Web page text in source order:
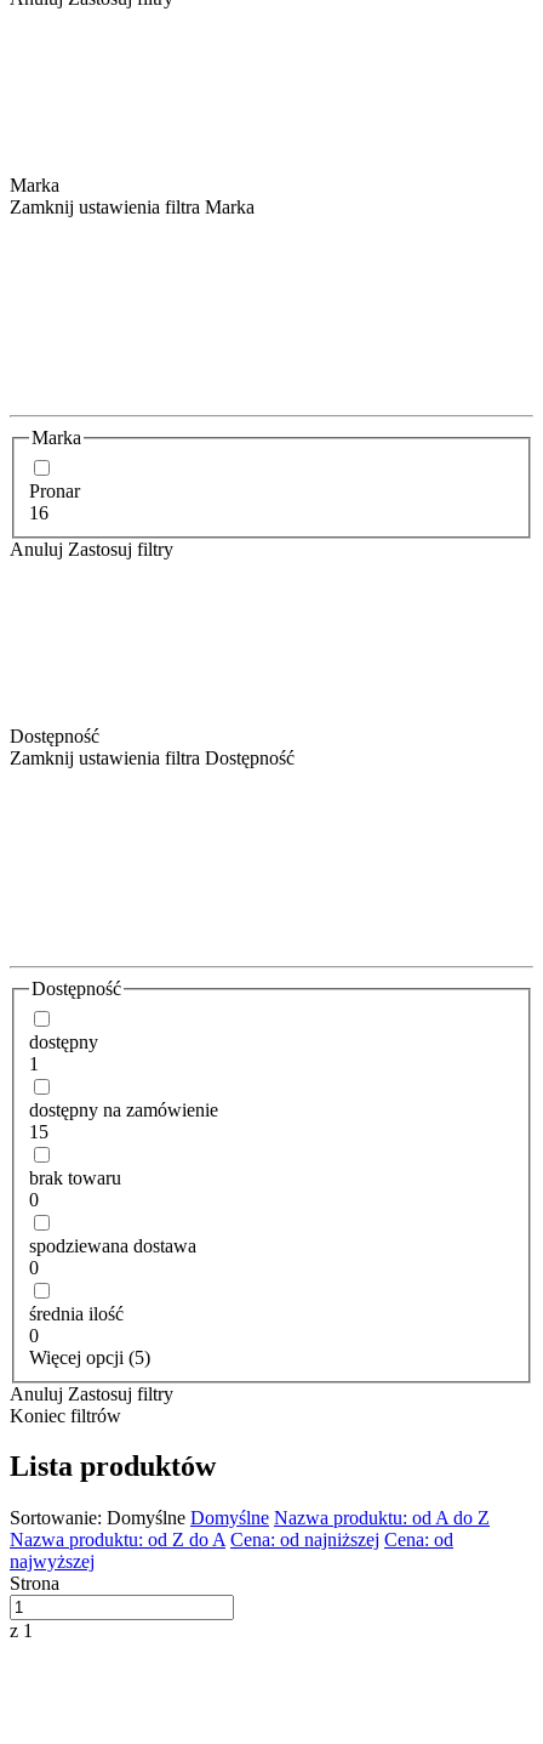
Marka
Zamknij ustawienia filtra Marka
Marka
Pronar
16
Anuluj Zastosuj filtry
Dostępność
Zamknij ustawienia filtra Dostępność
Dostępność
dostępny
1
dostępny na zamówienie
15
brak towaru
0
spodziewana dostawa
0
średnia ilość
0
Więcej opcji (5)
Anuluj Zastosuj filtry
Koniec filtrów
Lista produktów
Sortowanie: Domyślne Domyślne Nazwa produktu: od A do Z
Nazwa produktu: od Z do A Cena: od najniższej Cena: od
najwyższej
Strona
z 1